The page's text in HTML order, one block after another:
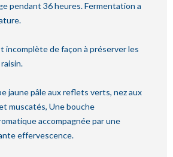
pendant 36 heures. Fermentation a
incomplète de façon à préserver les
jaune pâle aux reflets verts, nez aux
muscatés, Une bouche
accompagnée par une
effervescence.